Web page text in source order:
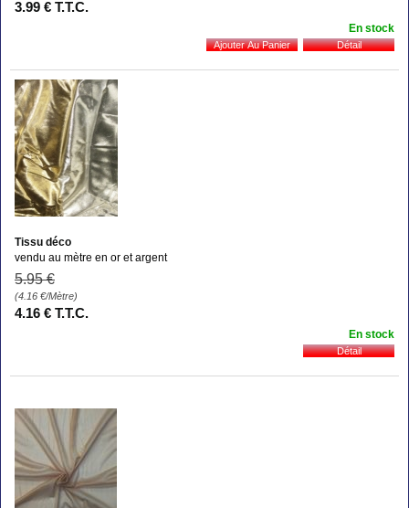
3.99 € T.T.C.
En stock
Tissu déco
vendu au mètre en or et argent
5.95 €
(4.16 €/Mètre)
4.16 € T.T.C.
En stock